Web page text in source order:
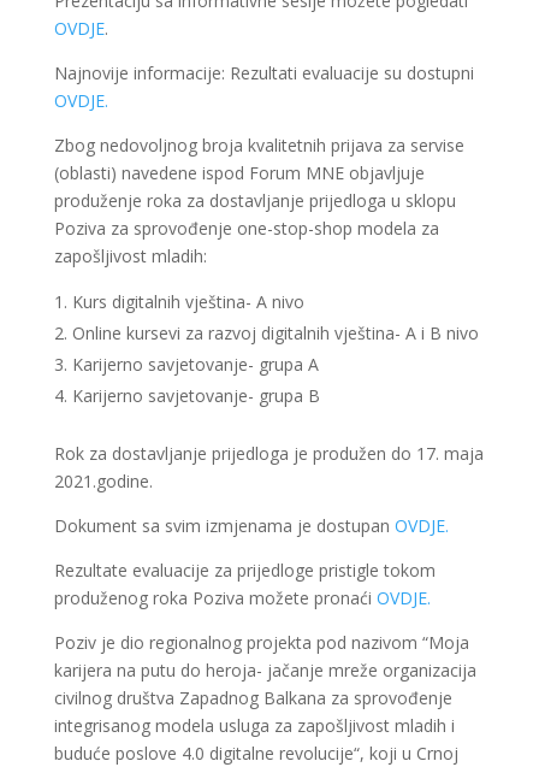
OVDJE.
Najnovije informacije: Rezultati evaluacije su dostupni
OVDJE.
Zbog nedovoljnog broja kvalitetnih prijava za servise
(oblasti) navedene ispod Forum MNE objavljuje
produženje roka za dostavljanje prijedloga u sklopu
Poziva za sprovođenje one-stop-shop modela za
zapošljivost mladih:
Kurs digitalnih vještina- A nivo
Online kursevi za razvoj digitalnih vještina- A i B nivo
Karijerno savjetovanje- grupa A
Karijerno savjetovanje- grupa B
Rok za dostavljanje prijedloga je produžen do 17. maja
2021.godine.
Dokument sa svim izmjenama je dostupan OVDJE.
Rezultate evaluacije za prijedloge pristigle tokom
produženog roka Poziva možete pronaći OVDJE.
Poziv je dio regionalnog projekta pod nazivom “Moja
karijera na putu do heroja- jačanje mreže organizacija
civilnog društva Zapadnog Balkana za sprovođenje
integrisanog modela usluga za zapošljivost mladih i
buduće poslove 4.0 digitalne revolucije“, koji u Crnoj